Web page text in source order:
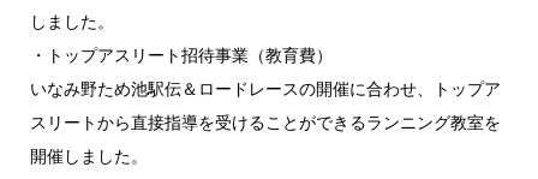
しました。
・トップアスリート招待事業（教育費）
いなみ野ため池駅伝＆ロードレースの開催に合わせ、トップア
スリートから直接指導を受けることができるランニング教室を
開催しました。